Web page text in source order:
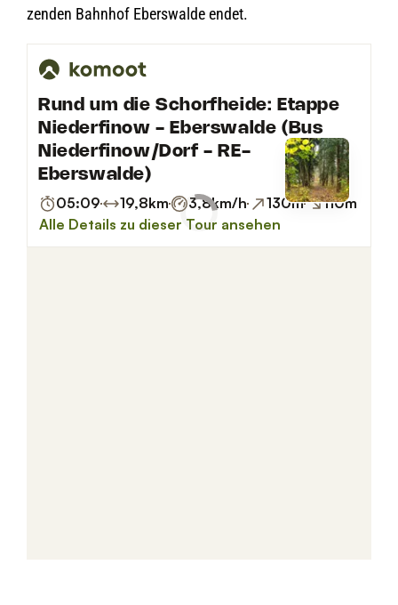
zen­den Bahn­hof Ebers­walde endet.